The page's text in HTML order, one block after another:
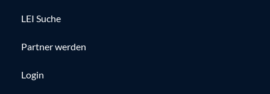
LEI Suche
Partner werden
Login